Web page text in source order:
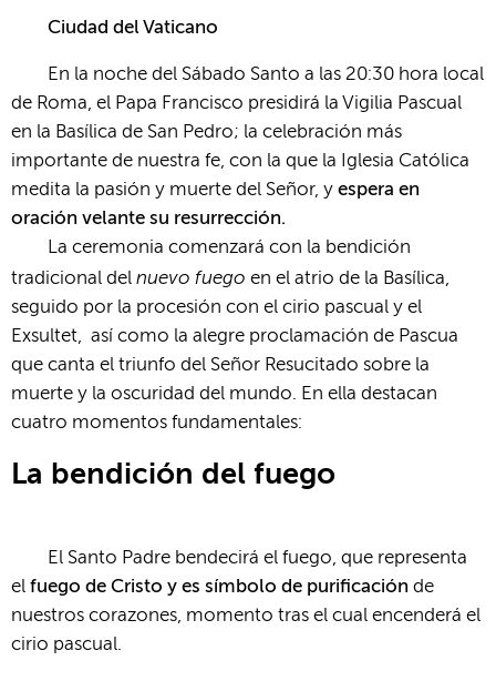
Ciudad del Vaticano
En la noche del Sábado Santo a las 20:30 hora local
de Roma, el Papa Francisco presidirá la Vigilia Pascual
en la Basílica de San Pedro; la celebración más
importante de nuestra fe, con la que la Iglesia Católica
medita la pasión y muerte del Señor, y espera en
oración velante su resurrección.
La ceremonia comenzará con la bendición
tradicional del nuevo fuego en el atrio de la Basílica,
seguido por la procesión con el cirio pascual y el
Exsultet, así como la alegre proclamación de Pascua
que canta el triunfo del Señor Resucitado sobre la
muerte y la oscuridad del mundo. En ella destacan
cuatro momentos fundamentales:
La bendición del fuego
El Santo Padre bendecirá el fuego, que representa
el fuego de Cristo y es símbolo de purificación de
nuestros corazones, momento tras el cual encenderá el
cirio pascual.